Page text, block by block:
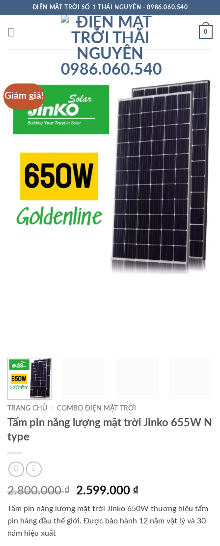
nội
ĐIỆN MẶT TRỜI SỐ 1 THÁI NGUYÊN - 0986.060.540
0
Giảm giá!
TRANG CHỦ / COMBO ĐIỆN MẶT TRỜI
Tấm pin năng lượng mặt trời Jinko 655W N
type
2.800.000₫
Giá
là:
2.800.000 ₫.
2.599.000₫Giá
tại
là:
Tấm pin năng lượng mặt trời Jinko 650W thương hiệu tấm
pin hàng đầu thế giới. Được bảo hành 12 năm vật lý và 30
năm hiệu xuất